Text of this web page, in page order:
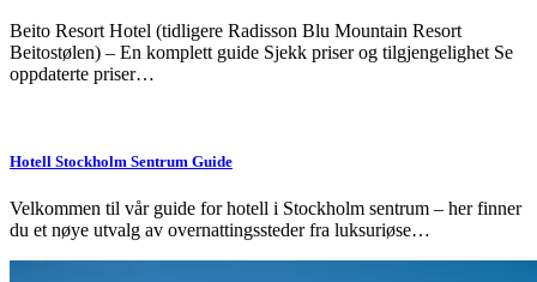
Beito Resort Hotel (tidligere Radisson Blu Mountain Resort
Beitostølen) – En komplett guide Sjekk priser og tilgjengelighet Se
oppdaterte priser…
Hotell Stockholm Sentrum Guide
Velkommen til vår guide for hotell i Stockholm sentrum – her finner
du et nøye utvalg av overnattingssteder fra luksuriøse…